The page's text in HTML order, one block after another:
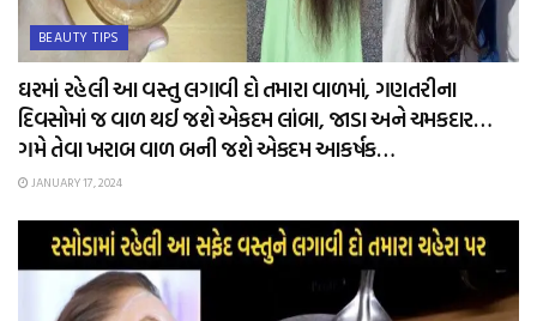
BEAUTY TIPS
ઘરમાં રહેલી આ વસ્તુ લગાવી દો તમારા વાળમાં, ગણતરીના
દિવસોમાં જ વાળ થઈ જશે એકદમ લાંબા, જાડા અને ચમકદાર…
ગમે તેવા ખરાબ વાળ બની જશે એકદમ આકર્ષક…
JANUARY 17, 2024